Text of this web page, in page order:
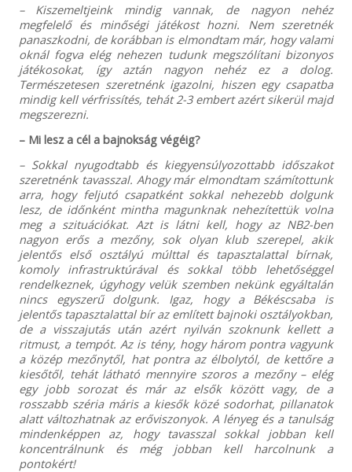
– Kiszemeltjeink mindig vannak, de nagyon nehéz
megfelelő és minőségi játékost hozni. Nem szeretnék
panaszkodni, de korábban is elmondtam már, hogy valami
oknál fogva elég nehezen tudunk megszólítani bizonyos
játékosokat, így aztán nagyon nehéz ez a dolog.
Természetesen szeretnénk igazolni, hiszen egy csapatba
mindig kell vérfrissítés, tehát 2-3 embert azért sikerül majd
megszerezni.
– Mi lesz a cél a bajnokság végéig?
– Sokkal nyugodtabb és kiegyensúlyozottabb időszakot
szeretnénk tavasszal. Ahogy már elmondtam számítottunk
arra, hogy feljutó csapatként sokkal nehezebb dolgunk
lesz, de időnként mintha magunknak nehezítettük volna
meg a szituációkat. Azt is látni kell, hogy az NB2-ben
nagyon erős a mezőny, sok olyan klub szerepel, akik
jelentős első osztályú múlttal és tapasztalattal bírnak,
komoly infrastruktúrával és sokkal több lehetőséggel
rendelkeznek, úgyhogy velük szemben nekünk egyáltalán
nincs egyszerű dolgunk. Igaz, hogy a Békéscsaba is
jelentős tapasztalattal bír az említett bajnoki osztályokban,
de a visszajutás után azért nyilván szoknunk kellett a
ritmust, a tempót. Az is tény, hogy három pontra vagyunk
a közép mezőnytől, hat pontra az élbolytól, de kettőre a
kiesőtől, tehát látható mennyire szoros a mezőny – elég
egy jobb sorozat és már az elsők között vagy, de a
rosszabb széria máris a kiesők közé sodorhat, pillanatok
alatt változhatnak az erőviszonyok. A lényeg és a tanulság
mindenképpen az, hogy tavasszal sokkal jobban kell
koncentrálnunk és még jobban kell harcolnunk a
pontokért!